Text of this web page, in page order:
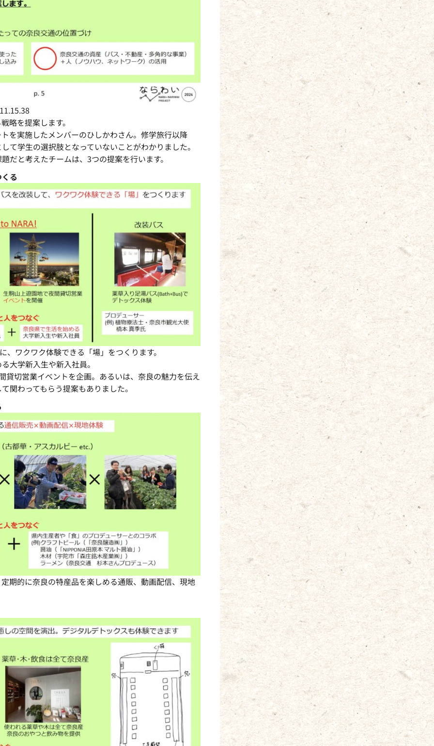
略を提案します。
を実施したメンバーのひしかわさん。修学旅行以降
て学生の選択肢となっていないことがわかりました。
だと考えたチームは、3つの提案を行います。
る
ワクワク体験できる「場」をつくります。
大学新入生や新入社員。
貸切営業イベントを企画。あるいは、奈良の魅力を伝え
関わってもらう提案もありました。
期的に奈良の特産品を楽しめる通販、動画配信、現地